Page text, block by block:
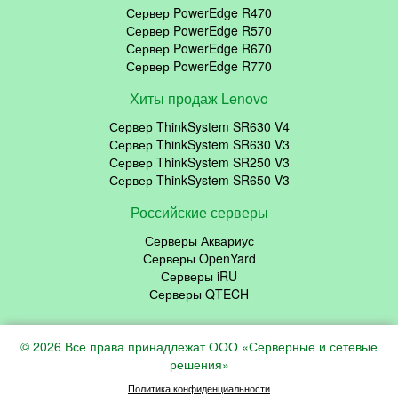
Сервер PowerEdge R470
Сервер PowerEdge R570
Сервер PowerEdge R670
Сервер PowerEdge R770
Хиты продаж Lenovo
Сервер ThinkSystem SR630 V4
Сервер ThinkSystem SR630 V3
Сервер ThinkSystem SR250 V3
Сервер ThinkSystem SR650 V3
Российские серверы
Серверы Аквариус
Серверы OpenYard
Серверы iRU
Серверы QTECH
© 2026 Все права принадлежат ООО «Серверные и сетевые
решения»
Политика конфиденциальности